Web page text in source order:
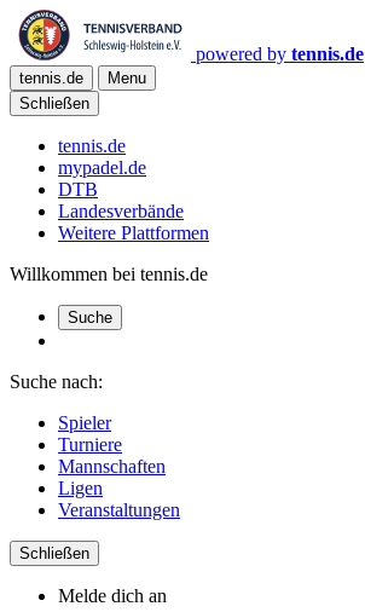
powered by tennis.de
tennis.de
Menu
Schließen
tennis.de
mypadel.de
DTB
Landesverbände
Weitere Plattformen
Willkommen bei tennis.de
Suche
Suche nach:
Spieler
Turniere
Mannschaften
Ligen
Veranstaltungen
Schließen
Melde dich an